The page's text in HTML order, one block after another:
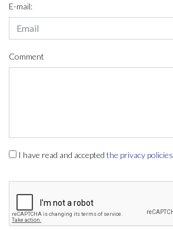
E-mail:
Comment
I have read and accepted the privacy policies